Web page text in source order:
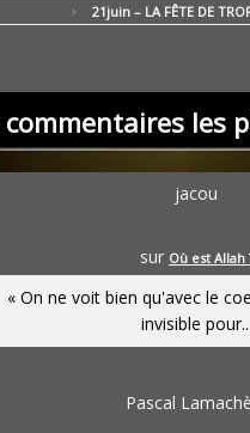
21juin – LA FÊTE DE
commentaires les
jacou
sur Où est Allah
« On ne voit bien qu'avec le
invisible pour...
Pascal